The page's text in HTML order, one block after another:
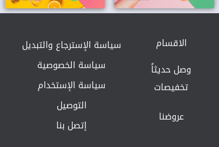
الاقسام
وصل حديثاً
تخفيصات
عروضنا
سياسة الإسترجاع والتبديل​
سياسة الخصوصية
سياسة الإستخدام
التوصيل
إتصل بنا